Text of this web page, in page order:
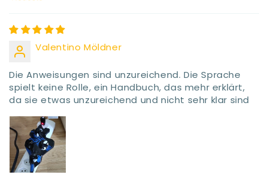
Valentino Möldner
Die Anweisungen sind unzureichend. Die Sprache
spielt keine Rolle, ein Handbuch, das mehr erklärt,
da sie etwas unzureichend und nicht sehr klar sind